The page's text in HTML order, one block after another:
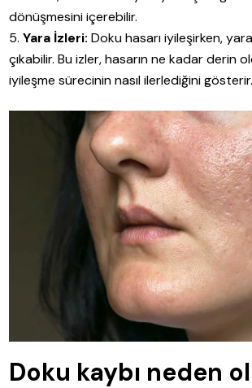
dönüşmesini içerebilir.
Yara İzleri: Doku hasarı iyileşirken,
çıkabilir. Bu izler, hasarın ne kadar derin
iyileşme sürecinin nasıl ilerlediğini gösterir.
Doku kaybı neden